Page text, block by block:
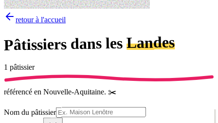
retour à l'accueil
Pâtissiers dans lesLandes
1 pâtissier
référencé en Nouvelle-Aquitaine. ✂️
Nom du pâtissier